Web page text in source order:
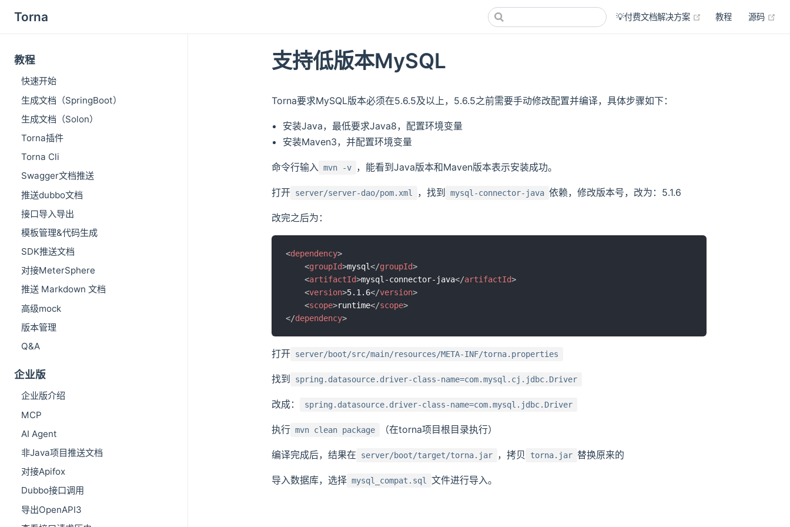
Torna 💡付费文档解决方案 (opens new window)
教程 源码
教程
快速开始
生成文档（SpringBoot）
生成文档（Solon）
Torna插件
Torna Cli
Swagger文档推送
推送dubbo文档
接口导入导出
模板管理&代码生成
SDK推送文档
对接MeterSphere
推送 Markdown 文档
高级mock
版本管理
Q&A
企业版
企业版介绍
MCP
AI Agent
非Java项目推送文档
对接Apifox
Dubbo接口调用
导出OpenAPI3
支持低版本MySQL
Torna要求MySQL版本必须在5.6.5及以上，5.6.5之前需要手动修改配置并编译，具体步骤如下：
安装Java，最低要求Java8，配置环境变量
安装Maven3，并配置环境变量
命令行输入 mvn -v ，能看到Java版本和Maven版本表示安装成功。
打开 server/server-dao/pom.xml ，找到 mysql-connector-java 依赖，修改版本号，改为：5.1.6
改完之后为：
<dependency>
<groupId>mysql</groupId>
<artifactId>mysql-connector-java</artifactId>
<version>5.1.6</version>
<scope>runtime</scope>
</dependency>
打开 server/boot/src/main/resources/META-INF/torna.properties
找到 spring.datasource.driver-class-name=com.mysql.cj.jdbc.Driver
改成： spring.datasource.driver-class-name=com.mysql.jdbc.Driver
执行 mvn clean package （在torna项目根目录执行）
编译完成后，结果在 server/boot/target/torna.jar ，拷贝 torna.jar 替换原来的
导入数据库，选择 mysql_compat.sql 文件进行导入。